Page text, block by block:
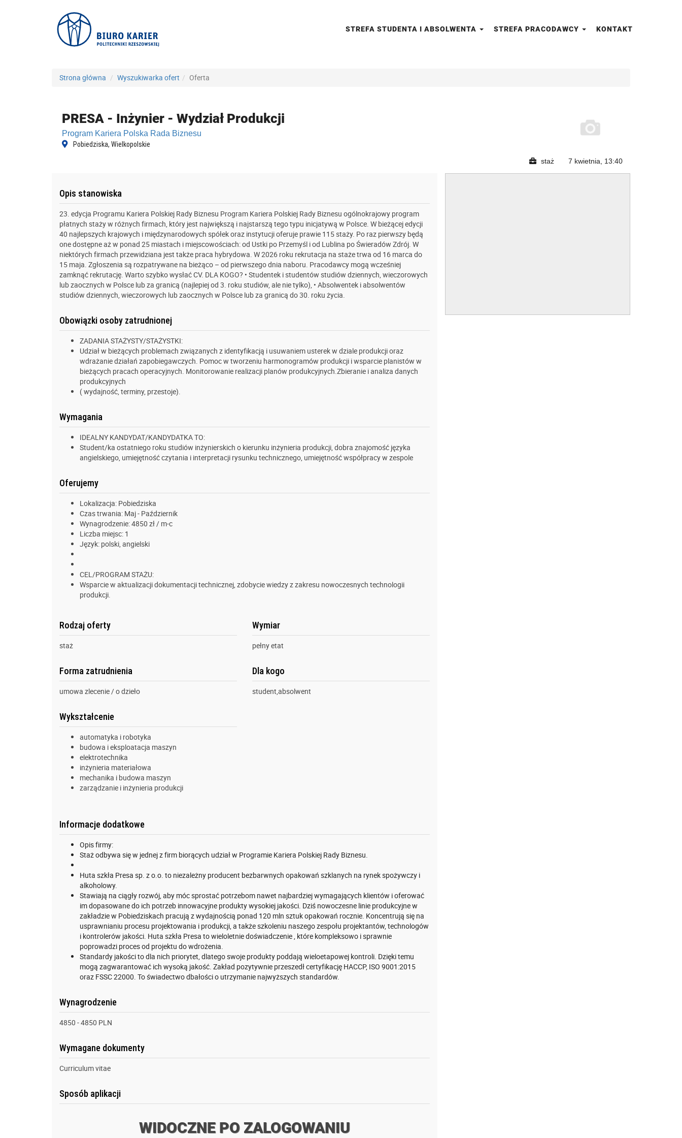
STREFA STUDENTA I ABSOLWENTA STREFA PRACODAWCY KONTAKT
Strona główna Wyszukiwarka ofert Oferta
PRESA - Inżynier - Wydział Produkcji
Program Kariera Polska Rada Biznesu
Pobiedziska, Wielkopolskie
staż 7 kwietnia, 13:40
Opis stanowiska
23. edycja Programu Kariera Polskiej Rady Biznesu Program Kariera Polskiej Rady Biznesu ogólnokrajowy program
płatnych staży w różnych firmach, który jest największą i najstarszą tego typu inicjatywą w Polsce. W bieżącej edycji
40 najlepszych krajowych i międzynarodowych spółek oraz instytucji oferuje prawie 115 staży. Po raz pierwszy będą
one dostępne aż w ponad 25 miastach i miejscowościach: od Ustki po Przemyśl i od Lublina po Świeradów Zdrój. W
niektórych firmach przewidziana jest także praca hybrydowa. W 2026 roku rekrutacja na staże trwa od 16 marca do
15 maja. Zgłoszenia są rozpatrywane na bieżąco – od pierwszego dnia naboru. Pracodawcy mogą wcześniej
zamknąć rekrutację. Warto szybko wysłać CV. DLA KOGO? • Studentek i studentów studiów dziennych, wieczorowych
lub zaocznych w Polsce lub za granicą (najlepiej od 3. roku studiów, ale nie tylko), • Absolwentek i absolwentów
studiów dziennych, wieczorowych lub zaocznych w Polsce lub za granicą do 30. roku życia.
Obowiązki osoby zatrudnionej
ZADANIA STAŻYSTY/STAŻYSTKI:
Udział w bieżących problemach związanych z identyfikacją i usuwaniem usterek w dziale produkcji oraz
wdrażanie działań zapobiegawczych. Pomoc w tworzeniu harmonogramów produkcji i wsparcie planistów w
bieżących pracach operacyjnych. Monitorowanie realizacji planów produkcyjnych.Zbieranie i analiza danych
produkcyjnych
( wydajność, terminy, przestoje).
Wymagania
IDEALNY KANDYDAT/KANDYDATKA TO:
Student/ka ostatniego roku studiów inżynierskich o kierunku inżynieria produkcji, dobra znajomość języka
angielskiego, umiejętność czytania i interpretacji rysunku technicznego, umiejętność współpracy w zespole
Oferujemy
Lokalizacja: Pobiedziska
Czas trwania: Maj - Październik
Wynagrodzenie: 4850 zł / m-c
Liczba miejsc: 1
Język: polski, angielski
CEL/PROGRAM STAŻU:
Wsparcie w aktualizacji dokumentacji technicznej, zdobycie wiedzy z zakresu nowoczesnych technologii
produkcji.
Rodzaj oferty
staż
Wymiar
pełny etat
Forma zatrudnienia
umowa zlecenie / o dzieło
Dla kogo
student,absolwent
Wykształcenie
automatyka i robotyka
budowa i eksploatacja maszyn
elektrotechnika
inżynieria materiałowa
mechanika i budowa maszyn
zarządzanie i inżynieria produkcji
Informacje dodatkowe
Opis firmy:
Staż odbywa się w jednej z firm biorących udział w Programie Kariera Polskiej Rady Biznesu.
Huta szkła Presa sp. z o.o. to niezależny producent bezbarwnych opakowań szklanych na rynek spożywczy i
alkoholowy.
Stawiają na ciągły rozwój, aby móc sprostać potrzebom nawet najbardziej wymagających klientów i oferować
im dopasowane do ich potrzeb innowacyjne produkty wysokiej jakości. Dziś nowoczesne linie produkcyjne w
zakładzie w Pobiedziskach pracują z wydajnością ponad 120 mln sztuk opakowań rocznie. Koncentrują się na
usprawnianiu procesu projektowania i produkcji, a także szkoleniu naszego zespołu projektantów, technologów
i kontrolerów jakości. Huta szkła Presa to wieloletnie doświadczenie , które kompleksowo i sprawnie
poprowadzi proces od projektu do wdrożenia.
Standardy jakości to dla nich priorytet, dlatego swoje produkty poddają wieloetapowej kontroli. Dzięki temu
mogą zagwarantować ich wysoką jakość. Zakład pozytywnie przeszedł certyfikację HACCP, ISO 9001:2015
oraz FSSC 22000. To świadectwo dbałości o utrzymanie najwyższych standardów.
Wynagrodzenie
4850 - 4850 PLN
Wymagane dokumenty
Curriculum vitae
Sposób aplikacji
WIDOCZNE PO ZALOGOWANIU